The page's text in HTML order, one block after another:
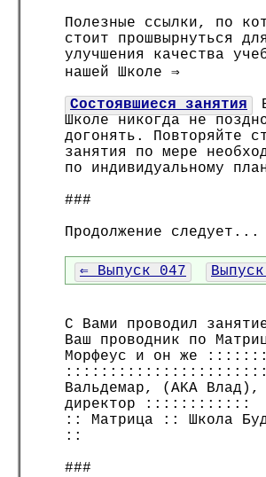
Полезные ссылки, по
стоит прошвырнуться для
улучшения качества
нашей Школе ⇒
Состоявшиеся занятия
Школе никогда не
догонять. Повторяйте
занятия по мере
по индивидуальному
###
Продолжение следует...
⇐ Выпуск 047
С Вами проводил
Ваш проводник по
Морфеус и он же
Вальдемар, (AKA Влад),
директор ::::::::::::
:: Матрица :: Школа
::
###